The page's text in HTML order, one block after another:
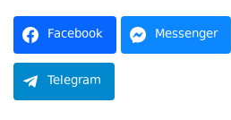
Facebook Messenger
Telegram